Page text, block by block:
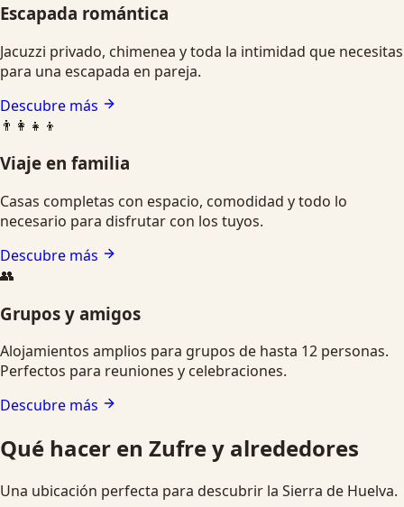
Escapada romántica
Jacuzzi privado, chimenea y toda la intimidad que necesitas
para una escapada en pareja.
Descubre más
👨‍👩‍👧‍👦
Viaje en familia
Casas completas con espacio, comodidad y todo lo
necesario para disfrutar con los tuyos.
Descubre más
👥
Grupos y amigos
Alojamientos amplios para grupos de hasta 12 personas.
Perfectos para reuniones y celebraciones.
Descubre más
Qué hacer en Zufre y alrededores
Una ubicación perfecta para descubrir la Sierra de Huelva.